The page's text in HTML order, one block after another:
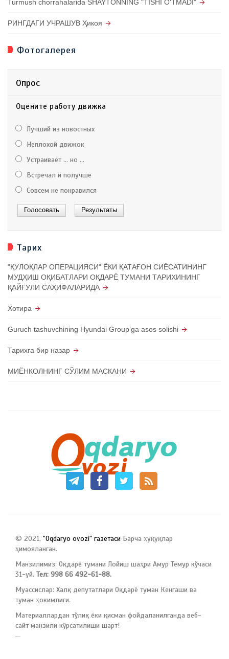
Turmush chorrahalarida SHAYTONNING "TISHI O'TMADI"
РИНГДАГИ УЧРАШУВ Ҳикоя
Фотогалерея
Опрос
Оцените работу движка
Лучший из новостных
Неплохой движок
Устраивает ... но ...
Встречал и получше
Совсем не понравился
Тарих
"ҚУЛОҚЛАР ОПЕРАЦИЯСИ" ЁКИ ҚАТАҒОН СИЁСАТИНИНГ
МУДҲИШ ОҚИБАТЛАРИ ОҚДАРЁ ТУМАНИ ТАРИХИНИНГ
ҚАЙҒУЛИ САҲИФАЛАРИДА
Хотира
Guruch tashuvchining Hyundai Groupʼga asos solishi
Тарихга бир назар
МИЁНКОЛНИНГ СЎЛИМ МАСКАНИ
© 2021, "Oqdaryo ovozi" газетаси Барча ҳуқуқлар
ҳимояланган.
Манзилимиз: Оқдарё тумани Лойиш шаҳри Амур Темур кўчаси
31-уй. Тел: 998 66 492-61-88.
Муассислар: Халқ депутатлари Оқдарё туман Кенгаши ва
туман ҳокимлиги.
Материаллардан тўлиқ ёки қисман фойдаланилганда веб-
сайт манзили кўрсатилиши шарт!